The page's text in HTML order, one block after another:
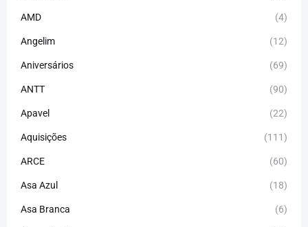
AMD (4)
Angelim (12)
Aniversários (69)
ANTT (90)
Apavel (22)
Aquisições (111)
ARCE (60)
Asa Azul (18)
Asa Branca (6)